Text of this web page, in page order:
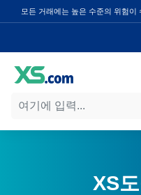
모든 거래에는 높은 수준의 위험이
XS